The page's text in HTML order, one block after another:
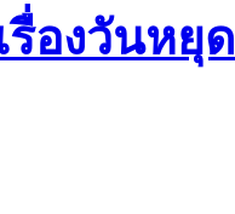
รื่องวันหยุ